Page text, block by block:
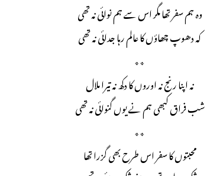
وہ ہم سفر تھا مگر اس سے ہم نوائی نہ تھی
کہ دھوپ چھاؤں کا عالم رہا جدائی نہ تھی
٭٭
نہ اپنا رنج نہ اوروں کا دکھ نہ تیرا ملال
شب فراق کبھی ہم نے یوں گنوائی نہ تھی
٭٭
محبتوں کا سفر اس طرح بھی گزرا تھا